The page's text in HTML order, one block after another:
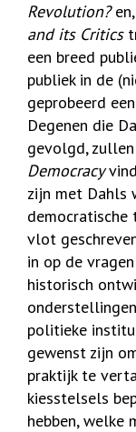
Revolution?
and its Critics
een breed
publiek in de
geprobeerd
Degenen die
gevolgd,
Democracy
zijn met Dahls
democratische
vlot
in op de
historisch
politieke
gewenst zijn
praktijk te
kiesstelsels
hebben, welke